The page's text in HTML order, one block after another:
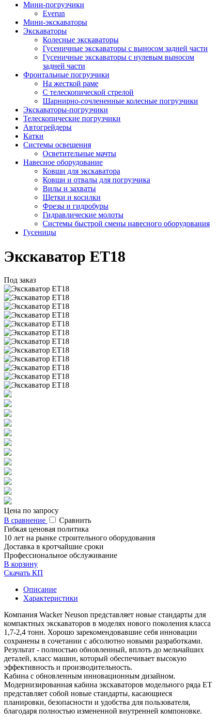
Мини-погрузчики
Everun
Мини-экскаваторы
Экскаваторы
Колесные экскаваторы
Гусеничные экскаваторы с выносом задней части
Гусеничные экскаваторы с нулевым выносом
задней части
Фронтальные погрузчики
На жесткой раме
С телескопической стрелой
Шарнирно-сочлененные колесные погрузчики
Экскаваторы-погрузчики
Телескопические погрузчики
Автогрейдеры
Катки
Системы освещения
Осветительные мачты
Навесное оборудование
Ковши для экскаватора
Ковши и отвалы для погрузчика
Вилы и захваты
Щетки и косилки
Фрезы и гидробуры
Гидравлические молоты
Системы быстрой смены навесного оборудования
Гусеницы
Экскаватор ET18
Под заказ
Цена по запросу
В сравнение
Сравнить
Гибкая ценовая политика
10 лет на рынке строительного оборудования
Доставка в кротчайшие сроки
Профессиональное обслуживание
В корзину
Скачать КП
Описание
Характеристики
Компания Wacker Neuson представляет новые стандарты для
компактных экскаваторов в моделях нового поколения класса
1,7-2,4 тонн. Хорошо зарекомендовавшие себя инновации
сохранены в сочетании с абсолютно новыми разработками.
Результат - полностью обновленный, вплоть до мельчайших
деталей, класс машин, который обеспечивает высокую
эффективность и производительность.
Кабина с обновленным инновационным дизайном.
Модернизированная кабина экскаваторов модельного ряда ET
представляет собой новые стандарты, касающиеся
планировки, безопасности и удобства для пользователя,
благодаря полностью измененной внутренней компоновке.